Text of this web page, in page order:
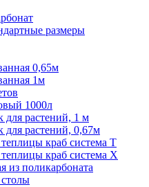
размеры
0,65м
1м
1000л
для растений, 1 м
для растений, 0,67м
краб система Т
краб система Х
из поликарбоната